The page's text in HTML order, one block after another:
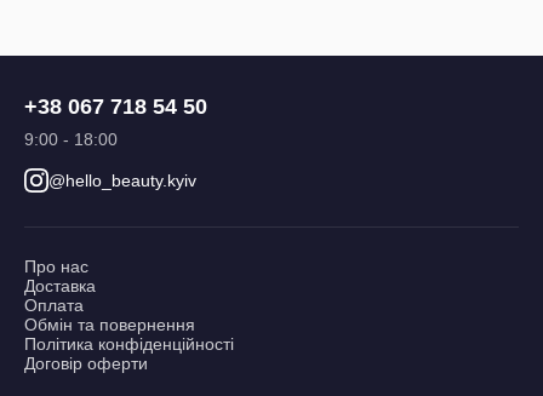
+38 067 718 54 50
9:00 - 18:00
@hello_beauty.kyiv
Про нас
Доставка
Оплата
Обмін та повернення
Політика конфіденційності
Договір оферти